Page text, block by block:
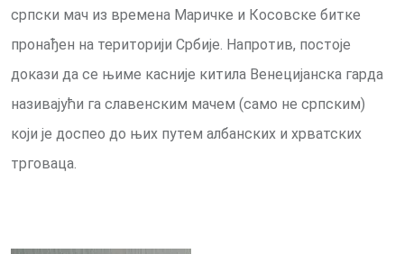
српски мач из времена Маричке и Косовске битке
пронађен на територији Србије. Напротив, постоје
докази да се њиме касније китила Венецијанска гарда
називајући га славенским мачем (само не српским)
који је доспео до њих путем албанских и хрватских
трговаца.